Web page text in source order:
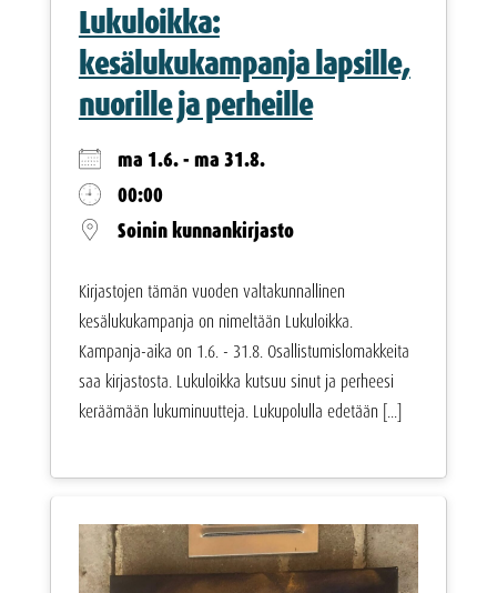
Lukuloikka:
kesälukukampanja lapsille,
nuorille ja perheille
ma 1.6. - ma 31.8.
00:00
Soinin kunnankirjasto
Kirjastojen tämän vuoden valtakunnallinen
kesälukukampanja on nimeltään Lukuloikka.
Kampanja-aika on 1.6. - 31.8. Osallistumislomakkeita
saa kirjastosta. Lukuloikka kutsuu sinut ja perheesi
keräämään lukuminuutteja. Lukupolulla edetään [...]